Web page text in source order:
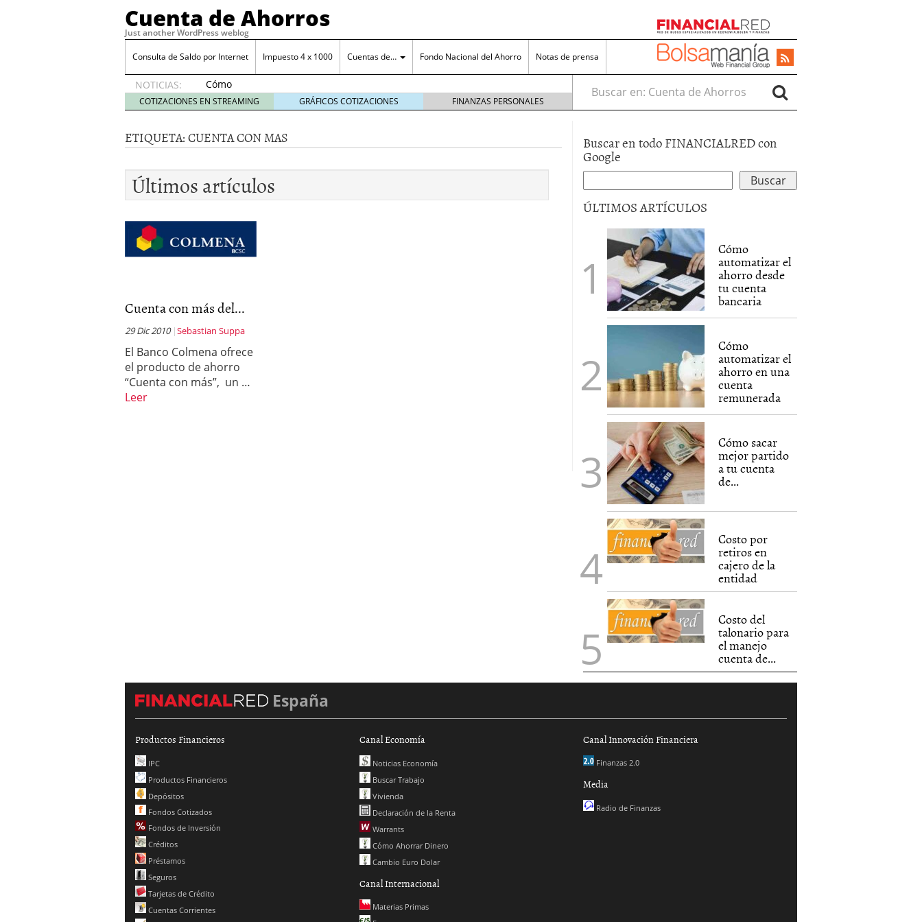
Cuenta de Ahorros
Just another WordPress weblog
Consulta de Saldo por Internet Impuesto 4 x 1000 Cuentas de… Fondo Nacional del Ahorro Notas de prensa
NOTICIAS:
Cómo
automatizar
el ahorro
cuenta
bancaria
octubre
31, 2024
Cómo automatizar el ahorro en una cuenta remunerada
Costo por retiros en cajero de la entidad
Costo del talonario para el manejo cuenta de ahorros
COTIZACIONES EN STREAMING GRÁFICOS COTIZACIONES FINANZAS PERSONALES
Buscar en:
ETIQUETA:CUENTA CON MAS
Últimos artículos
Cuenta con más del...
29 Dic 2010 Sebastian Suppa
El Banco Colmena ofrece
el producto de ahorro
“Cuenta con más”, un …
Leer
Buscar en todo FINANCIALRED con
Google
ÚLTIMOS ARTÍCULOS
Cómo
automatizar el
ahorro desde
tu cuenta
bancaria
Cómo
automatizar el
ahorro en una
cuenta
remunerada
Cómo sacar
mejor partido
a tu cuenta
de...
Costo por
retiros en
cajero de la
entidad
Costo del
talonario para
el manejo
cuenta de...
España
Productos Financieros
IPC
Productos Financieros
Depósitos
Fondos Cotizados
Fondos de Inversión
Créditos
Préstamos
Seguros
Tarjetas de Crédito
Cuentas Corrientes
Canal Economía
Noticias Economía
Buscar Trabajo
Vivienda
Declaración de la Renta
Warrants
Cómo Ahorrar Dinero
Cambio Euro Dolar
Canal Internacional
Materias Primas
Canal Innovación Financiera
Finanzas 2.0
Media
Radio de Finanzas